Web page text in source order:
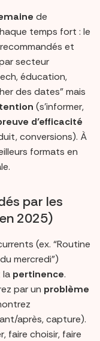
de
temps fort : le
recommandés et
secteur
éducation,
des dates” mais
(s’informer,
d’efficacité
conversions). À
formats en
par les
2025)
(ex. “Routine
mercredi”)
la pertinence.
par un problème
après, capture).
faire choisir, faire